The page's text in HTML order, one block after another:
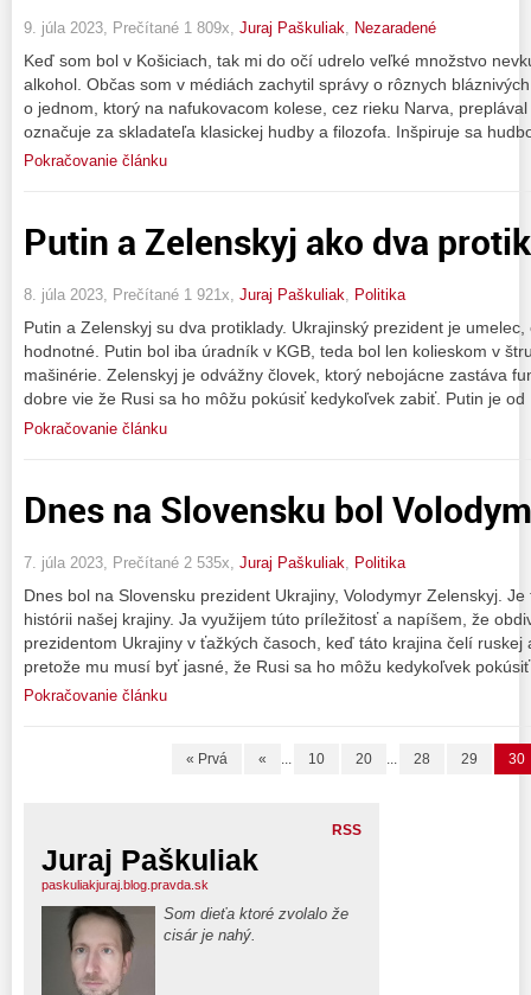
9. júla 2023, Prečítané 1 809x, Juraj Paškuliak Nezaradené
Keď som bol v Košiciach, tak mi do očí udrelo veľké množstvo
alkohol. Občas som v médiách zachytil správy o rôznych
o jednom, ktorý na nafukovacom kolese, cez rieku Narva,
označuje za skladateľa klasickej hudby a filozofa. Inšpiruje sa
Pokračovanie článku
Putin a Zelenskyj ako dva
8. júla 2023, Prečítané 1 921x, Juraj Paškuliak, Politika
Putin a Zelenskyj su dva protiklady. Ukrajinský prezident je
hodnotné. Putin bol iba úradník v KGB, teda bol len kolieskom v
mašinérie. Zelenskyj je odvážny človek, ktorý nebojácne zastáva
dobre vie že Rusi sa ho môžu pokúsiť kedykoľvek zabiť. Putin je
Pokračovanie článku
Dnes na Slovensku bol
7. júla 2023, Prečítané 2 535x, Juraj Paškuliak, Politika
Dnes bol na Slovensku prezident Ukrajiny, Volodymyr Zelenskyj.
histórii našej krajiny. Ja využijem túto príležitosť a napíšem, že
prezidentom Ukrajiny v ťažkých časoch, keď táto krajina čelí
pretože mu musí byť jasné, že Rusi sa ho môžu kedykoľvek
Pokračovanie článku
« Prvá « ... 10 20 ... 28 29 30
RSS
Juraj Paškuliak
paskuliakjuraj.blog.pravda.sk
Som dieťa ktoré zvolalo že
cisár je nahý.